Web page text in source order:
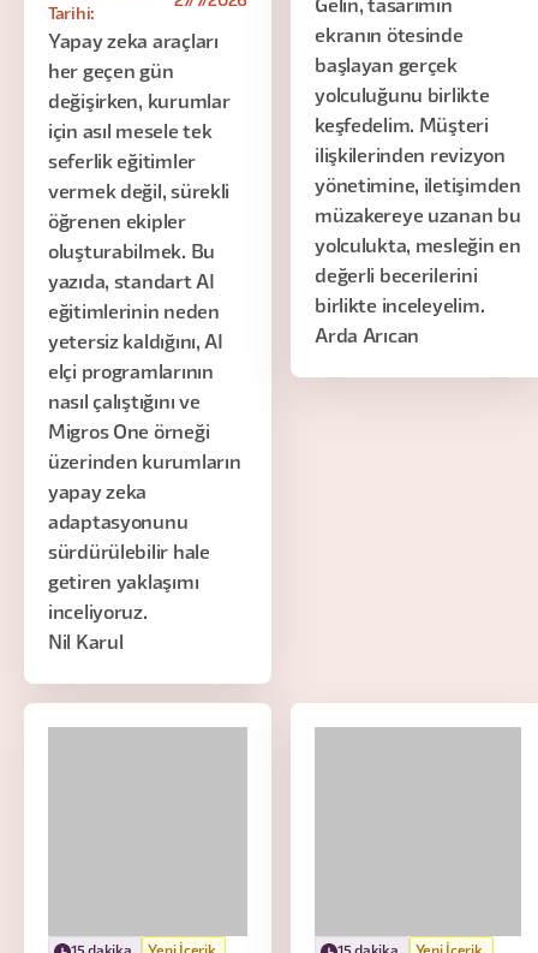
Tarihi:
Yapay zeka araçları
her geçen gün
değişirken, kurumlar
için asıl mesele tek
seferlik eğitimler
vermek değil, sürekli
öğrenen ekipler
oluşturabilmek. Bu
yazıda, standart AI
eğitimlerinin neden
yetersiz kaldığını, AI
elçi programlarının
nasıl çalıştığını ve
Migros One örneği
üzerinden kurumların
yapay zeka
adaptasyonunu
sürdürülebilir hale
getiren yaklaşımı
inceliyoruz.
Nil Karul
Gelin, tasarımın
ekranın ötesinde
başlayan gerçek
yolculuğunu birlikte
keşfedelim. Müşteri
ilişkilerinden revizyon
yönetimine, iletişimden
müzakereye uzanan bu
yolculukta, mesleğin en
değerli becerilerini
birlikte inceleyelim.
Arda Arıcan